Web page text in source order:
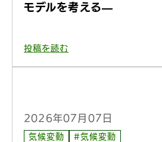
モデルを考える—
投稿を読む
2026年07月07日
気候変動 #気候変動